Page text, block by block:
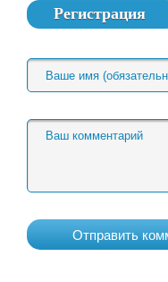
Регистрация